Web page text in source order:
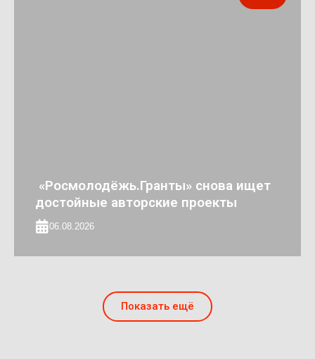
«Росмолодёжь.Гранты» снова ищет
достойные авторские проекты
06.08.2026
Показать ещё